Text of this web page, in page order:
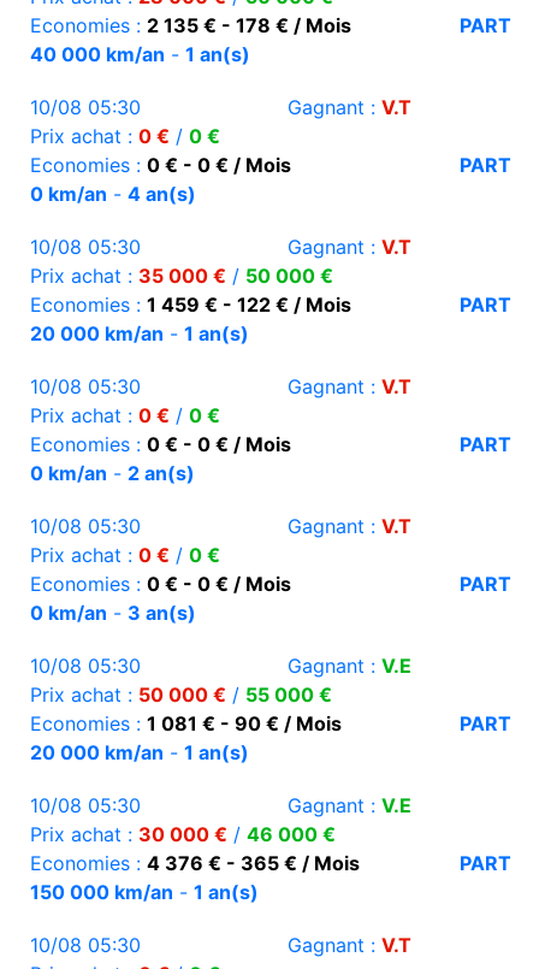
Economies : 2 135 € - 178 € / Mois
PART
40 000 km/an - 1 an(s)
10/08 05:30 Gagnant : V.T
Prix achat : 0 € / 0 €
Economies : 0 € - 0 € / Mois
PART
0 km/an - 4 an(s)
10/08 05:30 Gagnant : V.T
Prix achat : 35 000 € / 50 000 €
Economies : 1 459 € - 122 € / Mois
PART
20 000 km/an - 1 an(s)
10/08 05:30 Gagnant : V.T
Prix achat : 0 € / 0 €
Economies : 0 € - 0 € / Mois
PART
0 km/an - 2 an(s)
10/08 05:30 Gagnant : V.T
Prix achat : 0 € / 0 €
Economies : 0 € - 0 € / Mois
PART
0 km/an - 3 an(s)
10/08 05:30 Gagnant : V.E
Prix achat : 50 000 € / 55 000 €
Economies : 1 081 € - 90 € / Mois
PART
20 000 km/an - 1 an(s)
10/08 05:30 Gagnant : V.E
Prix achat : 30 000 € / 46 000 €
Economies : 4 376 € - 365 € / Mois
PART
150 000 km/an - 1 an(s)
10/08 05:30 Gagnant : V.T